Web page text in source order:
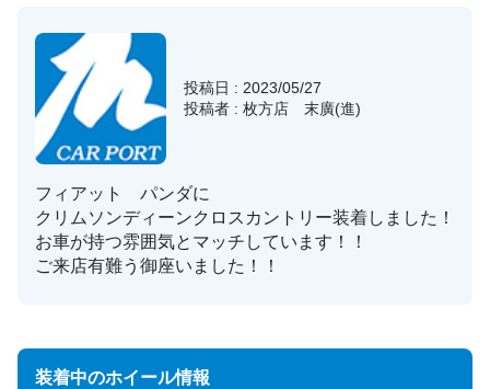
投稿日 : 2023/05/27
投稿者 : 枚方店 末廣(進)
フィアット パンダに
クリムソンディーンクロスカントリー装着しました！
お車が持つ雰囲気とマッチしています！！
ご来店有難う御座いました！！
装着中のホイール情報